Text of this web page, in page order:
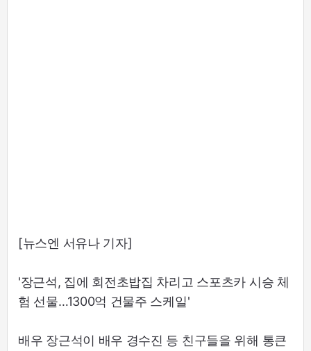
[뉴스엔 서유나 기자]
'장근석, 집에 회전초밥집 차리고 스포츠카 시승 체
험 선물…1300억 건물주 스케일'
배우 장근석이 배우 경수진 등 친구들을 위해 통큰